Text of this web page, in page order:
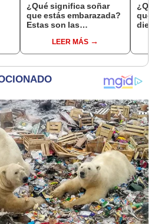
¿Qué significa soñar
que estás embarazada?
Estas son las
comunesLEER MÁS
que